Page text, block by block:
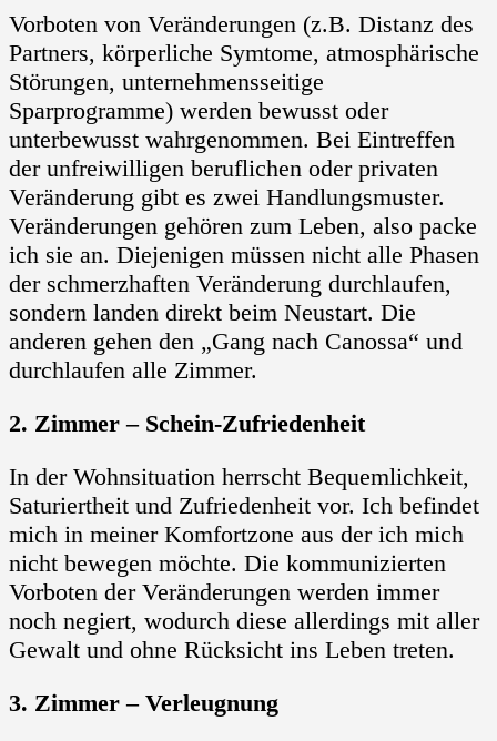
Vorboten von Veränderungen (z.B. Distanz des
Partners, körperliche Symtome, atmosphärische
Störungen, unternehmensseitige
Sparprogramme) werden bewusst oder
unterbewusst wahrgenommen. Bei Eintreffen
der unfreiwilligen beruflichen oder privaten
Veränderung gibt es zwei Handlungsmuster.
Veränderungen gehören zum Leben, also packe
ich sie an. Diejenigen müssen nicht alle Phasen
der schmerzhaften Veränderung durchlaufen,
sondern landen direkt beim Neustart. Die
anderen gehen den „Gang nach Canossa“ und
durchlaufen alle Zimmer.
2. Zimmer – Schein-Zufriedenheit
In der Wohnsituation herrscht Bequemlichkeit,
Saturiertheit und Zufriedenheit vor. Ich befindet
mich in meiner Komfortzone aus der ich mich
nicht bewegen möchte. Die kommunizierten
Vorboten der Veränderungen werden immer
noch negiert, wodurch diese allerdings mit aller
Gewalt und ohne Rücksicht ins Leben treten.
3. Zimmer – Verleugnung